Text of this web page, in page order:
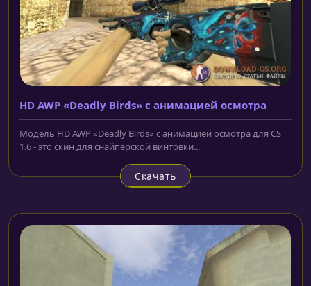
HD AWP «Deadly Birds» с анимацией осмотра
Модель HD AWP «Deadly Birds» с анимацией осмотра для CS
1.6 - это скин для снайперской винтовки...
Скачать